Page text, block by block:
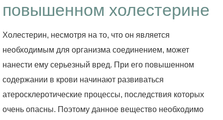
повышенном холестерине
Холестерин, несмотря на то, что он является
необходимым для организма соединением, может
нанести ему серьезный вред. При его повышенном
содержании в крови начинают развиваться
атеросклеротические процессы, последствия которых
очень опасны. Поэтому данное вещество необходимо